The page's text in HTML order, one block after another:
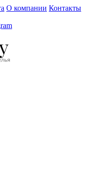
О компании Контакты